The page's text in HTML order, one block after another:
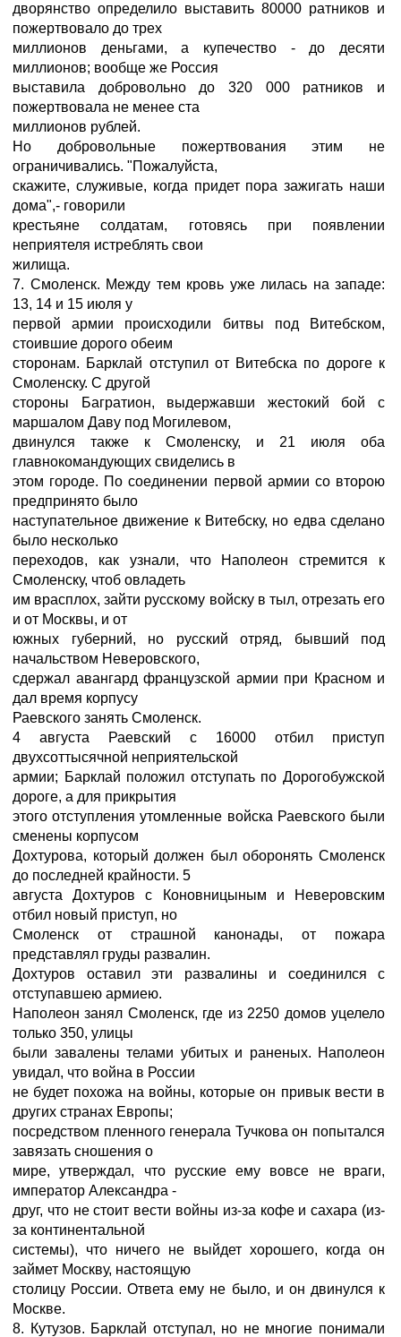
дворянство определило выставить 80000 ратников и
пожертвовало до трех
миллионов деньгами, а купечество - до десяти
миллионов; вообще же Россия
выставила добровольно до 320 000 ратников и
пожертвовала не менее ста
миллионов рублей.
Но добровольные пожертвования этим не
ограничивались. "Пожалуйста,
скажите, служивые, когда придет пора зажигать наши
дома",- говорили
крестьяне солдатам, готовясь при появлении
неприятеля истреблять свои
жилища.
7. Смоленск. Между тем кровь уже лилась на западе:
13, 14 и 15 июля у
первой армии происходили битвы под Витебском,
стоившие дорого обеим
сторонам. Барклай отступил от Витебска по дороге к
Смоленску. С другой
стороны Багратион, выдержавши жестокий бой с
маршалом Даву под Могилевом,
двинулся также к Смоленску, и 21 июля оба
главнокомандующих свиделись в
этом городе. По соединении первой армии со второю
предпринято было
наступательное движение к Витебску, но едва сделано
было несколько
переходов, как узнали, что Наполеон стремится к
Смоленску, чтоб овладеть
им врасплох, зайти русскому войску в тыл, отрезать его
и от Москвы, и от
южных губерний, но русский отряд, бывший под
начальством Неверовского,
сдержал авангард французской армии при Красном и
дал время корпусу
Раевского занять Смоленск.
4 августа Раевский с 16000 отбил приступ
двухсоттысячной неприятельской
армии; Барклай положил отступать по Дорогобужской
дороге, а для прикрытия
этого отступления утомленные войска Раевского были
сменены корпусом
Дохтурова, который должен был оборонять Смоленск
до последней крайности. 5
августа Дохтуров с Коновницыным и Неверовским
отбил новый приступ, но
Смоленск от страшной канонады, от пожара
представлял груды развалин.
Дохтуров оставил эти развалины и соединился с
отступавшею армиею.
Наполеон занял Смоленск, где из 2250 домов уцелело
только 350, улицы
были завалены телами убитых и раненых. Наполеон
увидал, что война в России
не будет похожа на войны, которые он привык вести в
других странах Европы;
посредством пленного генерала Тучкова он попытался
завязать сношения о
мире, утверждал, что русские ему вовсе не враги,
император Александра -
друг, что не стоит вести войны из-за кофе и сахара (из-
за континентальной
системы), что ничего не выйдет хорошего, когда он
займет Москву, настоящую
столицу России. Ответа ему не было, и он двинулся к
Москве.
8. Кутузов. Барклай отступал, но не многие понимали